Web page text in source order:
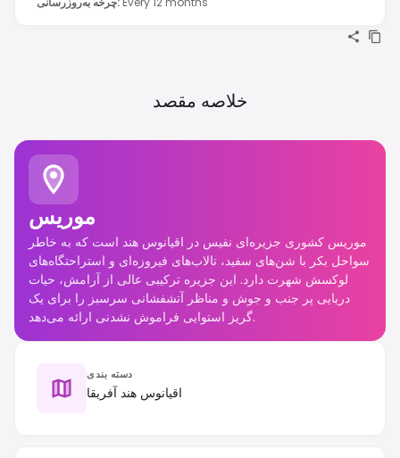
خلاصه مقصد
موریس
موریس کشوری جزیره‌ای نفیس در اقیانوس هند است که به خاطر
سواحل بکر با شن‌های سفید، تالاب‌های فیروزه‌ای و استراحتگاه‌های
لوکسش شهرت دارد. این جزیره ترکیبی عالی از آرامش، حیات
دریایی پر جنب و جوش و مناظر آتشفشانی سرسبز را برای یک
گریز استوایی فراموش نشدنی ارائه می‌دهد.
دسته بندی
اقیانوس هند آفریقا